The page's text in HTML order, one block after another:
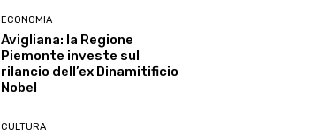
ECONOMIA
Avigliana: la Regione
Piemonte investe sul
rilancio dell’ex Dinamitificio
Nobel
CULTURA